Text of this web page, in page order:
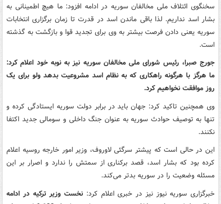
سخنگوی ائتلاف ملی مخالفان سوریه در ادامه افزود: ما هیچ اطمینانی به
بشار اسد نداریم. لذا باقی ماندن اسد در قدرت تا زمان برگزاری انتخابات
سوریه یعنی دادن فرصت بیشتر به وی برای تجدید قوا و بازگشت به گذشته
است.
جورج صبرا، رئیس شورای ملی مخالفان سوریه نیز به نوبه خود اعلام کرد:
ما هرگز با هرگونه راهکاری که به نظام اسد مشروعیت بدهد ولو برای یک
روز موافقت نخواهیم کرد.
وی همچنین تاکید کرد: جهان باید در برابر دولت سوریه ایستادگی کرده و
تنها به توصیف حوادث سوریه به عنوان جنگ داخلی و سومالی جدید اکتفا
نکنند.
این در حالی است که پیشتر سرگئی لاوروف، وزیر امور خارجه روسیه اعلام
کرده بود که بشار اسد، قصد برکناری از سمتش را ندارد و اصرار بر این
مسئله وضعیت را در سوریه بدتر می‌کند.
خبرگزاری سوریه نیوز نیز در خبری اعلام کرد: نخست وزیر ترکیه در ادامه